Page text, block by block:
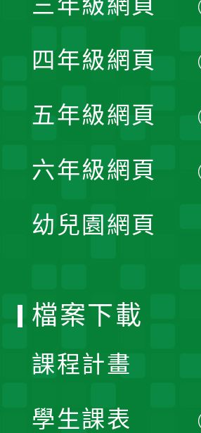
三年級網頁
四年級網頁
五年級網頁
六年級網頁
幼兒園網頁
檔案下載
課程計畫
學生課表